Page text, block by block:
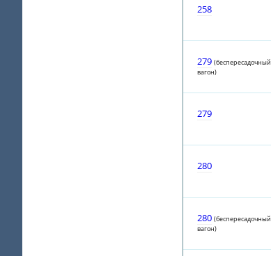
258
279 (беспересадочный
вагон)
279
280
280 (беспересадочный
вагон)